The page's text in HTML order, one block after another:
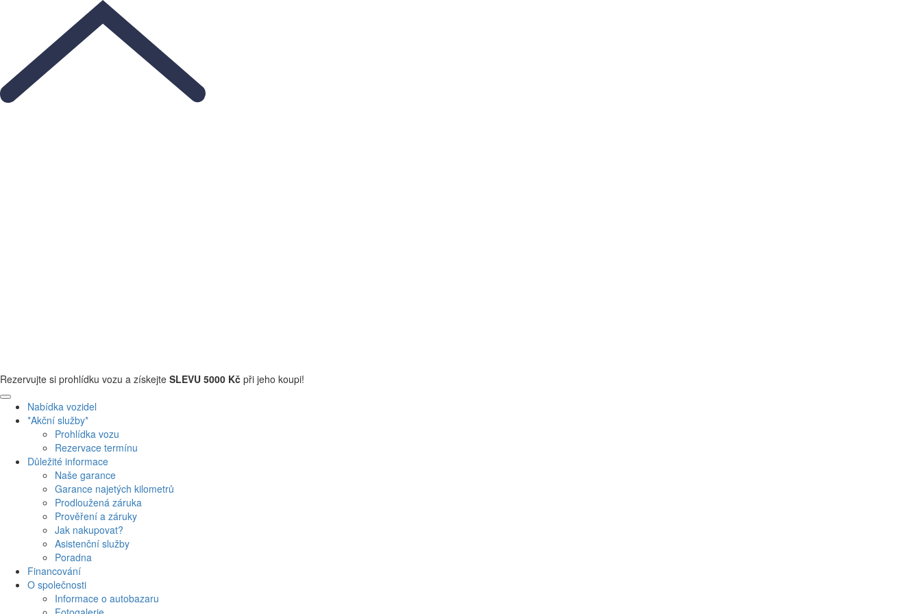
Rezervujte si prohlídku vozu a získejte SLEVU 5000 Kč při jeho koupi!
Nabídka vozidel
*Akční služby*
Prohlídka vozu
Rezervace termínu
Důležité informace
Naše garance
Garance najetých kilometrů
Prodloužená záruka
Prověření a záruky
Jak nakupovat?
Asistenční služby
Poradna
Financování
O společnosti
Informace o autobazaru